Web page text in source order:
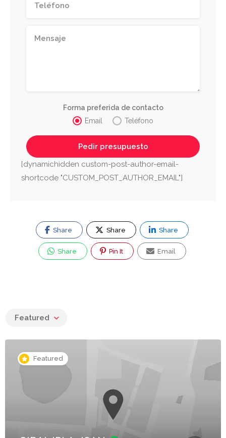
Forma preferida de contacto
Email
Teléfono
[dynamichidden custom-post-author-email-
shortcode "CUSTOM_POST_AUTHOR_EMAIL"]
Share Share Share
Share Pin It Email
Featured
Featured